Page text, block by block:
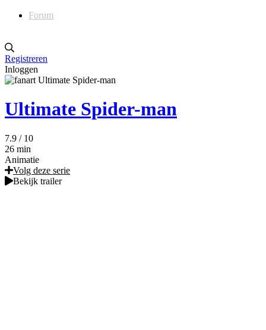
Forum
Registreren
Inloggen
Ultimate Spider-man
7.9 / 10
26 min
Animatie
Volg deze serie
Bekijk trailer